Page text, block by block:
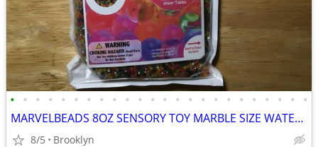
• • • • • • • • • • • • • • • • • • • • • • • •
MARVELBEADS 8OZ SENSORY TOY MARBLE SIZE WATER GEL STRESS BALLS RAINBOW
8/5 Brooklyn